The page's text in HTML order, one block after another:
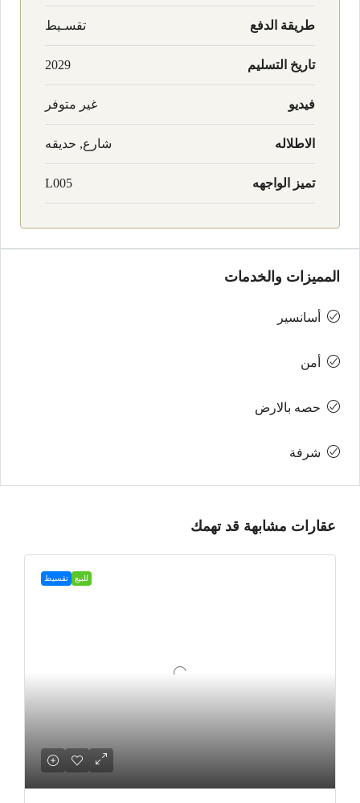
طريقة الدفع تقسـيط
تاريخ التسليم 2029
فيديو غير متوفر
الاطلاله شارع, حديقه
تميز الواجهه L005
المميزات والخدمات
أسانسير
أمن
حصه بالارض
شرفة
عقارات مشابهة قد تهمك
للبيع تقسيط